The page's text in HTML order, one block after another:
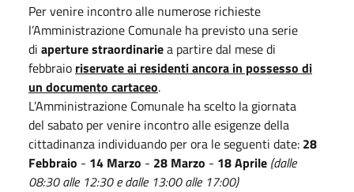
Per venire incontro alle numerose richieste
l’Amministrazione Comunale ha previsto una serie
di aperture straordinariea partire dal mesedi
febbraio riservate ai residenti ancora in possesso di
un documento cartaceo.
L’Amministrazione Comunale ha scelto la giornata
del sabato per venire incontro alle esigenze della
cittadinanza individuando per ora le seguenti date: 28
Febbraio - 14 Marzo - 28 Marzo - 18 Aprile (dalle
08:30 alle 12:30 e dalle 13:00 alle 17:00)